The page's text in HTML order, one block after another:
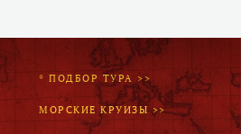
* ПОДБОР ТУРА >>
МОРСКИЕ КРУИЗЫ >>